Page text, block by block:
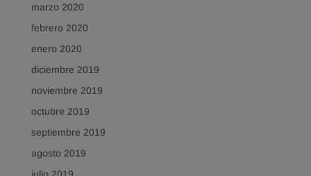
marzo 2020
febrero 2020
enero 2020
diciembre 2019
noviembre 2019
octubre 2019
septiembre 2019
agosto 2019